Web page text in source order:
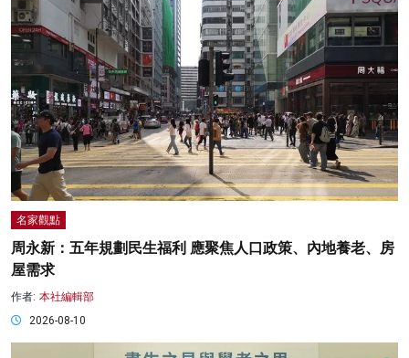
名家觀點
周永新：五年規劃民生福利 應聚焦人口政策、內地養老、房
屋需求
作者: 本社編輯部
2026-08-10